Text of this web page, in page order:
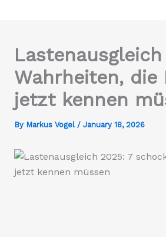
Wahrheiten,
jetzt kennen
By Markus Vogel / January 18, 2026